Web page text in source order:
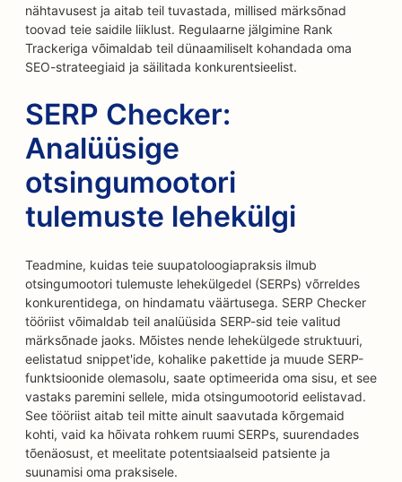
nähtavusest ja aitab teil tuvastada, millised märksõnad
toovad teie saidile liiklust. Regulaarne jälgimine Rank
Trackeriga võimaldab teil dünaamiliselt kohandada oma
SEO-strateegiaid ja säilitada konkurentsieelist.
SERP Checker:
Analüüsige
otsingumootori
tulemuste lehekülgi
Teadmine, kuidas teie suupatoloogiapraksis ilmub
otsingumootori tulemuste lehekülgedel (SERPs) võrreldes
konkurentidega, on hindamatu väärtusega. SERP Checker
tööriist võimaldab teil analüüsida SERP-sid teie valitud
märksõnade jaoks. Mõistes nende lehekülgede struktuuri,
eelistatud snippet'ide, kohalike pakettide ja muude SERP-
funktsioonide olemasolu, saate optimeerida oma sisu, et see
vastaks paremini sellele, mida otsingumootorid eelistavad.
See tööriist aitab teil mitte ainult saavutada kõrgemaid
kohti, vaid ka hõivata rohkem ruumi SERPs, suurendades
tõenäosust, et meelitate potentsiaalseid patsiente ja
suunamisi oma praksisele.